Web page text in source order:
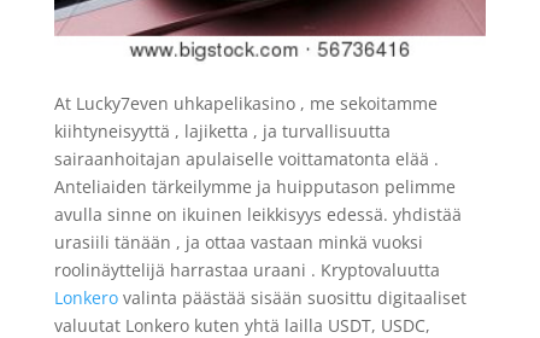
At Lucky7even uhkapelikasino , me sekoitamme
kiihtyneisyyttä , lajiketta , ja turvallisuutta
sairaanhoitajan apulaiselle voittamatonta elää .
Anteliaiden tärkeilymme ja huipputason pelimme
avulla sinne on ikuinen leikkisyys edessä. yhdistää
urasiili tänään , ja ottaa vastaan minkä vuoksi
roolinäyttelijä harrastaa uraani . Kryptovaluutta
Lonkero valinta päästää sisään suosittu digitaaliset
valuutat Lonkero kuten yhtä lailla USDT, USDC,